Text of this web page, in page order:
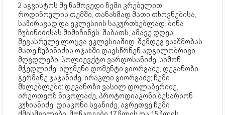
2 აგვისტოს მე წამოვედი ჩემი კრებულით
როდინოულის თემში, თანახმად მათი თხოვნებისა,
საწირავად და ეკლესიის საკურთხებლად. ბინა
ჩუბინიძისას მიმიჩინეს. შაბათს, ამავე დღეს,
შევასრულე ლოცვა ეკლესიაშიდ. შემდეგ ვახშმობას
მათე ჩუბინიძის ოჯახში დაესწრნენ ადგილობრივი
მღვდლები: პოლიევქტო ვარდოსანიძე, სიმონ
მჭედლიძე, იღუმენი დომენტი გიორგაძე, დეკანოზი
გერმანე ჯაჯანიძე, ირაკლი გიორგაძე; ჩემი
მხლებლები: დეკანოზი ვასილ დოლაბერიძე,
ირეოთეოზ ნიკოლაძე, პროტოდიაკონი ბესარიონ
კუხიანიძე, დიაკონი სვანიძე, აგრეთვე ჩემი